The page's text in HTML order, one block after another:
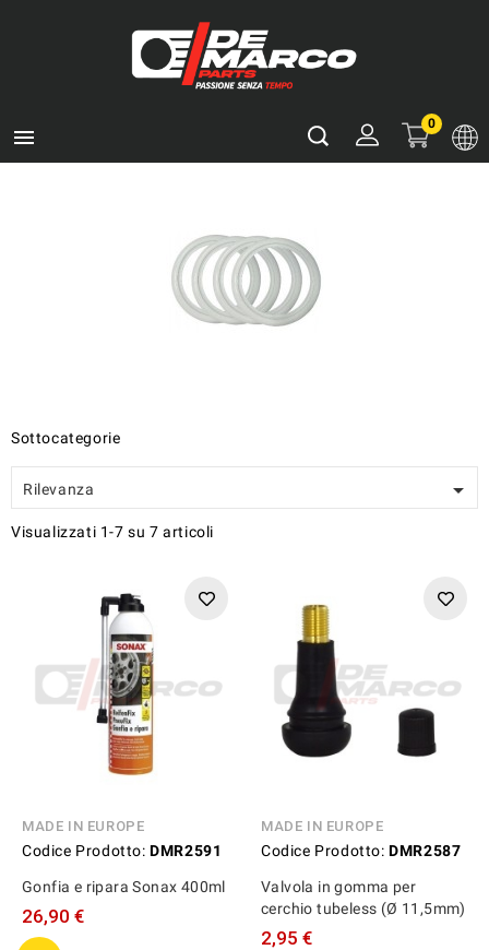

0
Sottocategorie
Rilevanza 
Visualizzati 1-7 su 7 articoli
MADE IN EUROPE
Codice Prodotto: DMR2591
Gonfia e ripara Sonax 400ml
26,90 €
MADE IN EUROPE
Codice Prodotto: DMR2587
Valvola in gomma per
cerchio tubeless (Ø 11,5mm)
2,95 €